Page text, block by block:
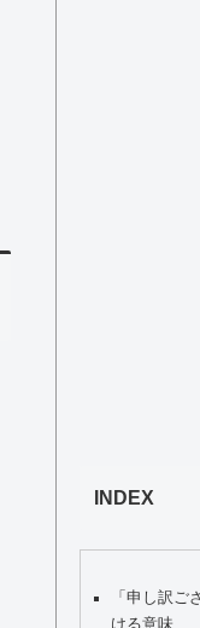
INDEX
「申し訳ご
ける意味